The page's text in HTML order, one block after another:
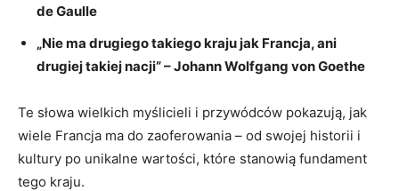
de ​Gaulle
„Nie ma drugiego takiego kraju jak Francja, ani
drugiej takiej nacji” – Johann Wolfgang von Goethe
Te słowa wielkich myślicieli i przywódców pokazują, jak
wiele Francja ma do zaoferowania – od ​swojej historii i
kultury po⁣ unikalne wartości, które stanowią‍ fundament
tego kraju.